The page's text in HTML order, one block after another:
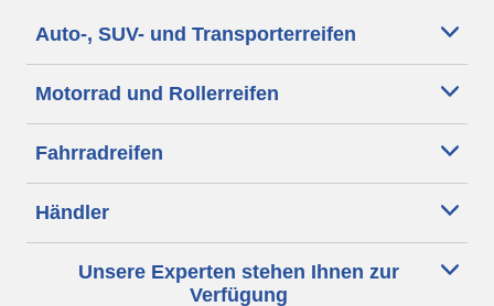
Auto-, SUV- und Transporterreifen
Motorrad und Rollerreifen
Fahrradreifen
Händler
Unsere Experten stehen Ihnen zur
Verfügung